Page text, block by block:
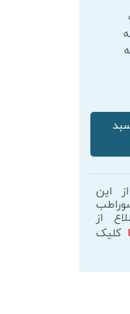
این
از
کلیک